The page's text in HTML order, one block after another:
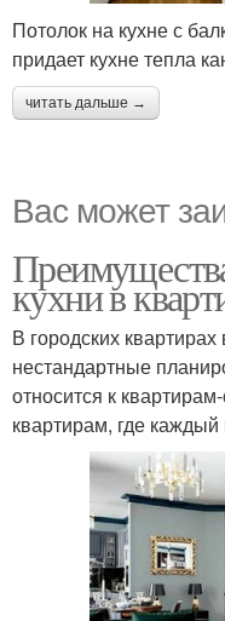
Потолок на кухне с
придает кухне тепла
читать дальше →
Вас может
кухни в
В городских
нестандартные
относится к
квартирам, где